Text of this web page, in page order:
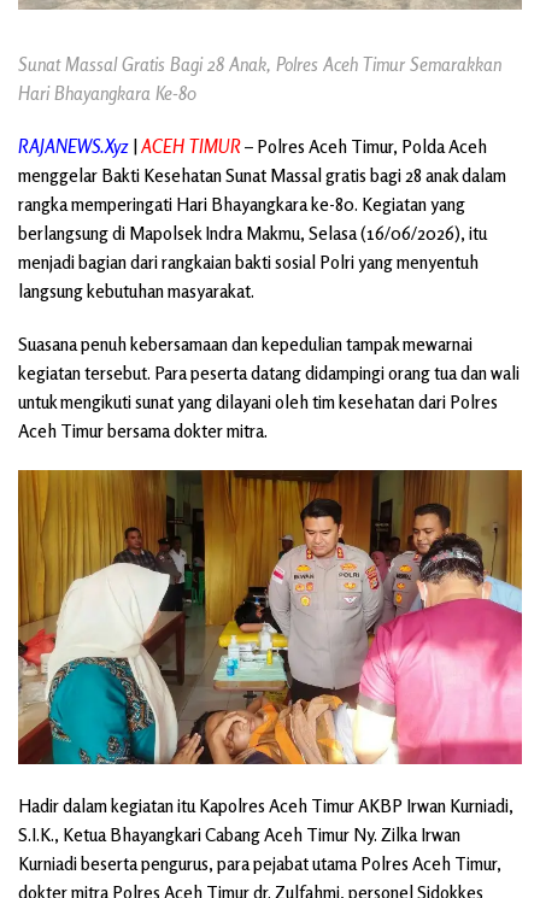
Sunat Massal Gratis Bagi 28 Anak, Polres Aceh Timur Semarakkan
Hari Bhayangkara Ke-80
RAJANEWS.Xyz ACEH TIMUR– Polres Aceh Timur, Polda Aceh
menggelar Bakti Kesehatan Sunat Massal gratis bagi 28 anak dalam
rangka memperingati Hari Bhayangkara ke-80. Kegiatan yang
berlangsung di Mapolsek Indra Makmu, Selasa (16/06/2026), itu
menjadi bagian dari rangkaian bakti sosial Polri yang menyentuh
langsung kebutuhan masyarakat.
Suasana penuh kebersamaan dan kepedulian tampak mewarnai
kegiatan tersebut. Para peserta datang didampingi orang tua dan wali
untuk mengikuti sunat yang dilayani oleh tim kesehatan dari Polres
Aceh Timur bersama dokter mitra.
Hadir dalam kegiatan itu Kapolres Aceh Timur AKBP Irwan Kurniadi,
S.I.K., Ketua Bhayangkari Cabang Aceh Timur Ny. Zilka Irwan
Kurniadi beserta pengurus, para pejabat utama Polres Aceh Timur,
dokter mitra Polres Aceh Timur dr. Zulfahmi, personel Sidokkes